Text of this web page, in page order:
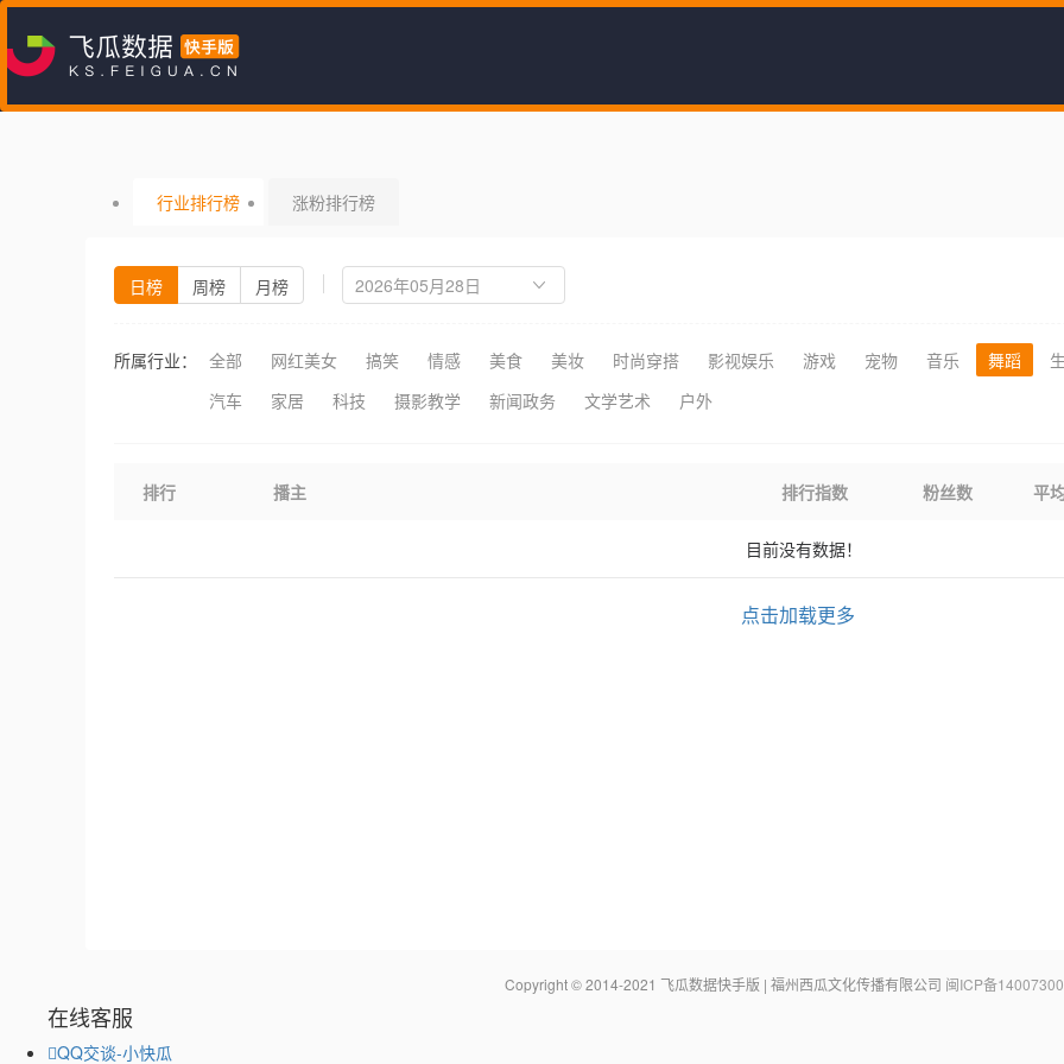
行业排行榜 涨粉排行榜
日榜 周榜 月榜
所属行业： 全部 网红美女 搞笑 情感 美食 美妆 时尚穿搭 影视娱乐 游戏 宠物 音乐 舞蹈
汽车
家居 科技 摄影教学 新闻政务 文学艺术 户外
排行 播主 排行指数 粉丝数 平
目前没有数据！
点击加载更多
Copyright © 2014-2021 飞瓜数据快手版 | 福州西瓜文化传播有限公司 闽ICP备
在线客服
QQ交谈-小快瓜